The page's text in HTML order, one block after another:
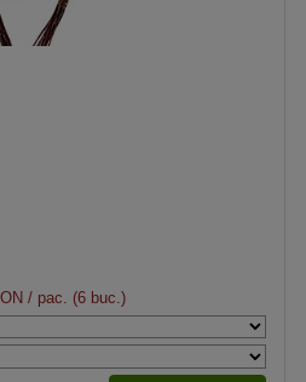
/ pac. (6 buc.)